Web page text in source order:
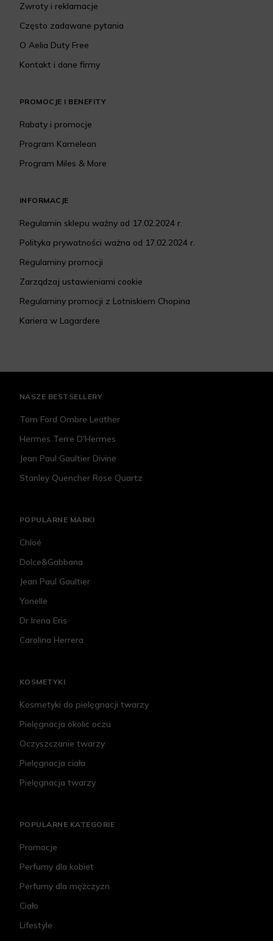
Zwroty i reklamacje
Często zadawane pytania
O Aelia Duty Free
Kontakt i dane firmy
PROMOCJE I BENEFITY
Rabaty i promocje
Program Kameleon
Program Miles & More
INFORMACJE
Regulamin sklepu ważny od 17.02.2024 r.
Polityka prywatności ważna od 17.02.2024 r.
Regulaminy promocji
Zarządzaj ustawieniami cookie
Regulaminy promocji z Lotniskiem Chopina
Kariera w Lagardere
NASZE BESTSELLERY
Tom Ford Ombre Leather
Hermes Terre D'Hermes
Jean Paul Gaultier Divine
Stanley Quencher Rose Quartz
POPULARNE MARKI
Chloé
Dolce&Gabbana
Jean Paul Gaultier
Yonelle
Dr Irena Eris
Carolina Herrera
KOSMETYKI
Kosmetyki do pielęgnacji twarzy
Pielęgnacja okolic oczu
Oczyszczanie twarzy
Pielęgnacja ciała
Pielęgnacja twarzy
POPULARNE KATEGORIE
Promocje
Perfumy dla kobiet
Perfumy dla mężczyzn
Ciało
Lifestyle